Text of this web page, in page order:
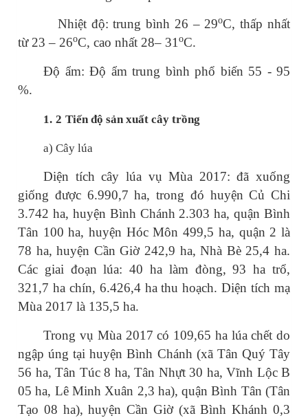
Nhiệt độ: trung bình 26 – 29oC, thấp nhất
từ 23 – 26oC, cao nhất 28– 31 oC.
Độ ẩm: Độ ẩm trung bình phổ biến 55 - 95
%.
1. 2 Tiến độ sản xuấtcây trồng
a)Cây lúa
Diện tích cây lúa vụ Mùa 2017: đã xuống
giống được 6.990,7 ha, trong đó huyện Củ Chi
3.742 ha, huyện Bình Chánh 2.303 ha, quận Bình
Tân 100 ha, huyện Hóc Môn 499,5 ha, quận 2 là
78 ha, huyện Cần Giờ 242,9 ha, Nhà Bè 25,4 ha.
Các giai đoạn lúa: 40 ha làm đòng, 93 ha trổ,
321,7 ha chín, 6.426,4 ha thu hoạch. Diện tích mạ
Mùa 2017 là 135,5 ha.
Trong vụ Mùa 2017 có 109,65 ha lúa chết do
ngập úng tại huyện Bình Chánh (xã Tân Quý Tây
56 ha, Tân Túc 8 ha, Tân Nhựt 30 ha, Vĩnh Lộc B
05 ha, Lê Minh Xuân 2,3 ha), quận Bình Tân (Tân
Tạo 08 ha), huyện Cần Giờ (xã Bình Khánh 0,3